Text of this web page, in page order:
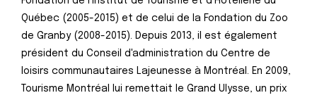
Québec (2005-2015) et de celui de la Fondation du Zoo
de Granby (2008-2015). Depuis 2013, il est également
président du Conseil d'administration du Centre de
loisirs communautaires Lajeunesse à Montréal. En 2009,
Tourisme Montréal lui remettait le Grand Ulysse, un prix